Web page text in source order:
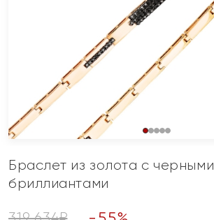
Браслет из золота с черными
бриллиантами